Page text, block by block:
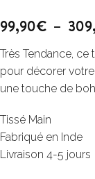
99,90€ –
Très Tendance,
pour décorer
une touche de
Tissé Main
Fabriqué en Inde
Livraison 4-5 jours